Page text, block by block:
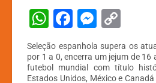
W
h
at
s
F
a
c
e
M
s
s
p
y
Seleção espanhola supera os
por 1 a 0, encerra um jejum de
futebol mundial com título
Estados Unidos, México e